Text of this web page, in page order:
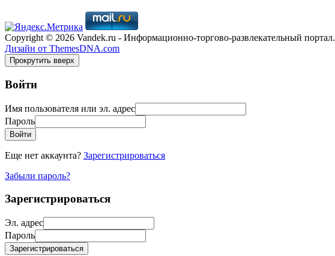
Copyright © 2026 Vandek.ru - Информационно-торгово-развлекательный портал.
Дизайн от ThemesDNA.com
Прокрутить вверх
Войти
Имя пользователя или эл. адрес
Пароль
Войти
Еще нет аккаунта? Зарегистрироваться
Забыли пароль?
Зарегистрироваться
Эл. адрес
Пароль
Зарегистрироваться